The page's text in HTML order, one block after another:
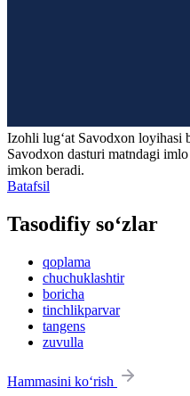
Izohli lugʻat Savodxon loyihasi
Savodxon dasturi matndagi
imkon beradi.
Batafsil
Tasodifiy so‘zlar
qoplama
chuchuklashtir
boricha
tinchlikparvar
tangens
zuvulla
Hammasini ko‘rish